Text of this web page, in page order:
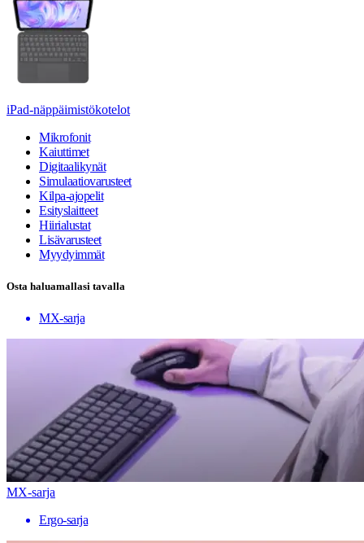
iPad-näppäimistökotelot
Mikrofonit
Kaiuttimet
Digitaalikynät
Simulaatiovarusteet
Kilpa-ajopelit
Esityslaitteet
Hiirialustat
Lisävarusteet
Myydyimmät
Osta haluamallasi tavalla
MX-sarja
MX-sarja
Ergo-sarja